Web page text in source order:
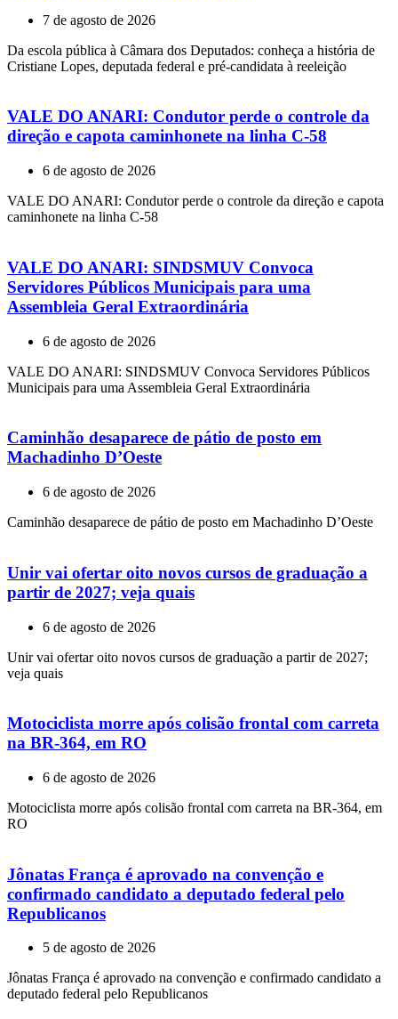
7 de agosto de 2026
Da escola pública à Câmara dos Deputados: conheça a história de
Cristiane Lopes, deputada federal e pré-candidata à reeleição
VALE DO ANARI: Condutor perde o controle da
direção e capota caminhonete na linha C-58
6 de agosto de 2026
VALE DO ANARI: Condutor perde o controle da direção e capota
caminhonete na linha C-58
VALE DO ANARI: SINDSMUV Convoca
Servidores Públicos Municipais para uma
Assembleia Geral Extraordinária
6 de agosto de 2026
VALE DO ANARI: SINDSMUV Convoca Servidores Públicos
Municipais para uma Assembleia Geral Extraordinária
Caminhão desaparece de pátio de posto em
Machadinho D’Oeste
6 de agosto de 2026
Caminhão desaparece de pátio de posto em Machadinho D’Oeste
Unir vai ofertar oito novos cursos de graduação a
partir de 2027; veja quais
6 de agosto de 2026
Unir vai ofertar oito novos cursos de graduação a partir de 2027;
veja quais
Motociclista morre após colisão frontal com carreta
na BR-364, em RO
6 de agosto de 2026
Motociclista morre após colisão frontal com carreta na BR-364, em
RO
Jônatas França é aprovado na convenção e
confirmado candidato a deputado federal pelo
Republicanos
5 de agosto de 2026
Jônatas França é aprovado na convenção e confirmado candidato a
deputado federal pelo Republicanos